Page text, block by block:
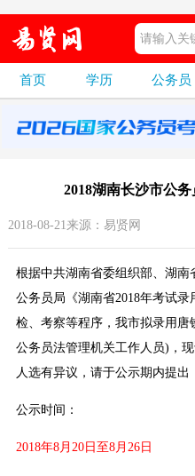
首页 学历 公务员
2018湖南长沙市公
2018-08-21来源：易贤网
根据中共湖南省委组织部、湖
公务员局《湖南省2018年考试
检、考察等程序，我市拟录用唐
公务员法管理机关工作人员)，
人选有异议，请于公示期内提出
公示时间：
2018年8月20日至8月26日